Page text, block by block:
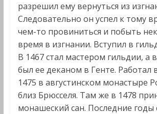
разрешил ему вернуться из
Следовательно он успел к тому
чем-то провиниться и побыть
время в изгнании. Вступил в
В 1467 стал мастером гильдии, а
был ее деканом в Генте. Работал
1475 в августинском монастыре
близ Брюсселя. Там же в 1478
монашеский сан. Последние годы